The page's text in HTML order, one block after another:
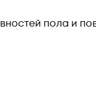
пола и